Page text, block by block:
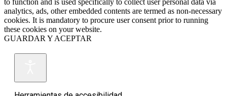
to function and is used specifically to collect user personal data via
analytics, ads, other embedded contents are termed as non-necessary
cookies. It is mandatory to procure user consent prior to running
these cookies on your website.
GUARDAR Y ACEPTAR